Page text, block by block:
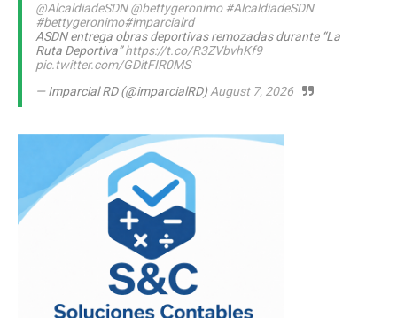
@AlcaldiadeSDN @bettygeronimo #AlcaldiadeSDN
#bettygeronimo#imparcialrd
ASDN entrega obras deportivas remozadas durante “La
Ruta Deportiva”https://t.co/R3ZVbvhKf9
pic.twitter.com/GDitFIR0MS
— Imparcial RD (@imparcialRD)August 7, 2026